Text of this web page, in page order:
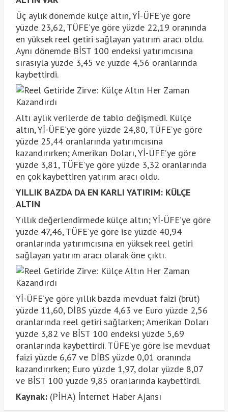
Üç aylık dönemde külçe altın, Yİ-ÜFE’ye göre
yüzde 23,62, TÜFE’ye göre yüzde 22,19 oranında
en yüksek reel getiri sağlayan yatırım aracı oldu.
Aynı dönemde BİST 100 endeksi yatırımcısına
sırasıyla yüzde 3,45 ve yüzde 4,56 oranlarında
kaybettirdi.
Altı aylık verilerde de tablo değişmedi. Külçe
altın, Yİ-ÜFE’ye göre yüzde 24,80, TÜFE’ye göre
yüzde 25,44 oranlarında yatırımcısına
kazandırırken; Amerikan Doları, Yİ-ÜFE’ye göre
yüzde 3,81, TÜFE’ye göre yüzde 3,32 oranlarında
en çok kaybettiren yatırım aracı oldu.
YILLIK BAZDA DA EN KARLI YATIRIM: KÜLÇE
ALTIN
Yıllık değerlendirmede külçe altın; Yİ-ÜFE’ye göre
yüzde 47,46, TÜFE’ye göre ise yüzde 40,94
oranlarında yatırımcısına en yüksek reel getiri
sağlayan yatırım aracı olarak öne çıktı.
Yİ-ÜFE’ye göre yıllık bazda mevduat faizi (brüt)
yüzde 11,60, DİBS yüzde 4,63 ve Euro yüzde 2,56
oranlarında reel getiri sağlarken; Amerikan Doları
yüzde 3,82 ve BİST 100 endeksi yüzde 5,69
oranlarında kaybettirdi. TÜFE’ye göre ise mevduat
faizi yüzde 6,67 ve DİBS yüzde 0,01 oranında
kazandırırken; Euro yüzde 1,97, dolar yüzde 8,07
ve BİST 100 yüzde 9,85 oranlarında kaybettirdi.
Kaynak:(PİHA) İnternet Haber Ajansı